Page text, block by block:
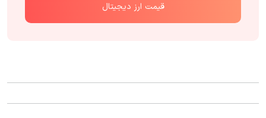
قیمت ارز دیجیتال